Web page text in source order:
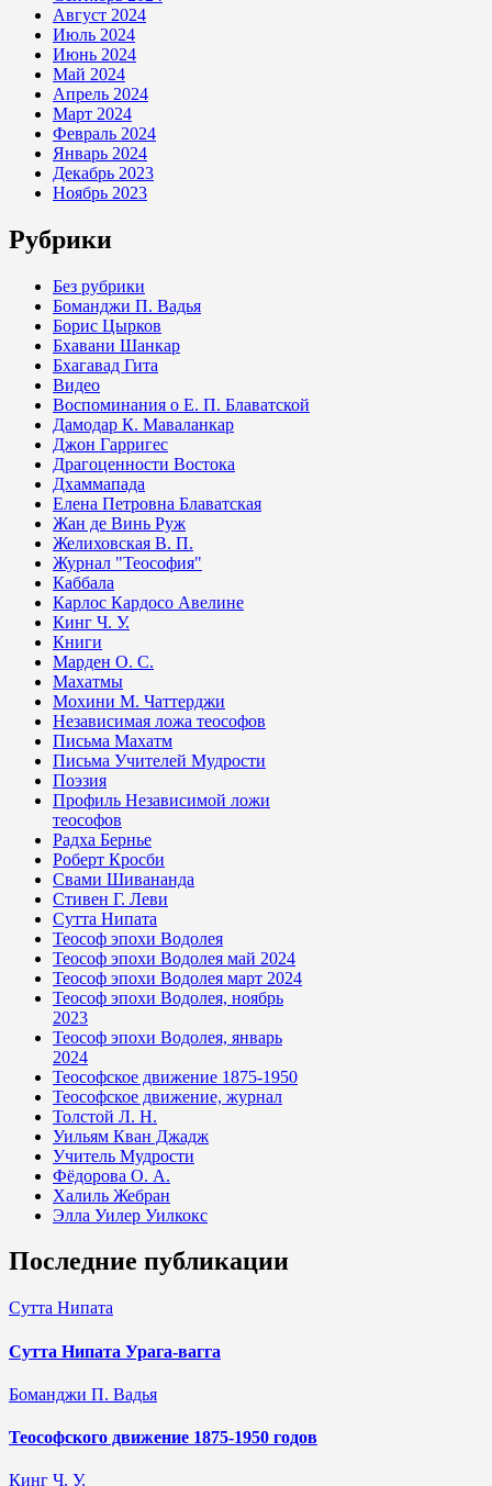
Август 2024
Июль 2024
Июнь 2024
Май 2024
Апрель 2024
Март 2024
Февраль 2024
Январь 2024
Декабрь 2023
Ноябрь 2023
Рубрики
Без рубрики
Боманджи П. Вадья
Борис Цырков
Бхавани Шанкар
Бхагавад Гита
Видео
Воспоминания о Е. П. Блаватской
Дамодар К. Маваланкар
Джон Гарригес
Драгоценности Востока
Дхаммапада
Елена Петровна Блаватская
Жан де Винь Руж
Желиховская В. П.
Журнал "Теософия"
Каббала
Карлос Кардосо Авелине
Кинг Ч. У.
Книги
Марден О. С.
Махатмы
Мохини М. Чаттерджи
Независимая ложа теософов
Письма Махатм
Письма Учителей Мудрости
Поэзия
Профиль Независимой ложи
теософов
Радха Бернье
Роберт Кросби
Свами Шивананда
Стивен Г. Леви
Сутта Нипата
Теософ эпохи Водолея
Теософ эпохи Водолея май 2024
Теософ эпохи Водолея март 2024
Теософ эпохи Водолея, ноябрь
2023
Теософ эпохи Водолея, январь
2024
Теософское движение 1875-1950
Теософское движение, журнал
Толстой Л. Н.
Уильям Кван Джадж
Учитель Мудрости
Фёдорова О. А.
Халиль Жебран
Элла Уилер Уилкокс
Последние публикации
Сутта Нипата
Сутта Нипата Урага-вагга
Боманджи П. Вадья
Теософского движение 1875-1950 годов
Кинг Ч. У.